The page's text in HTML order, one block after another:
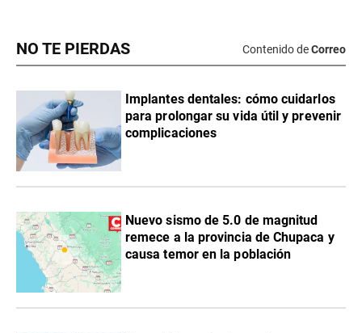
NO TE PIERDAS Contenido deCorreo
Implantes dentales: cómo cuidarlos
para prolongar su vida útil y prevenir
complicaciones
Nuevo sismo de 5.0 de magnitud
remece a la provincia de Chupaca y
causa temor en la población